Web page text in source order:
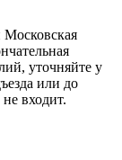
уточняйте у
или до
входит.